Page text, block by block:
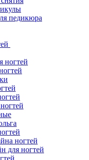
педикюра
ногтей
ногтей
для ногтей